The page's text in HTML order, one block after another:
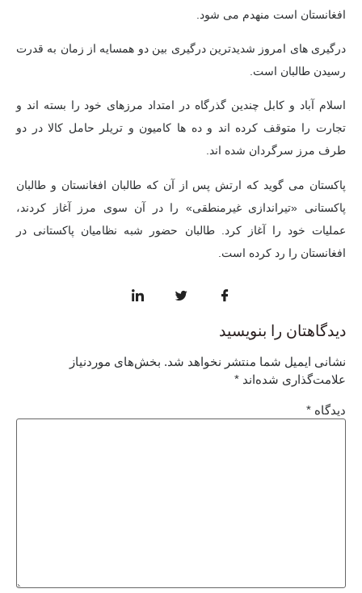
افغانستان است منهدم می شود.
درگیری های امروز شدیدترین درگیری بین دو همسایه از زمان به قدرت
رسیدن طالبان است.
اسلام آباد و کابل چندین گذرگاه در امتداد مرزهای خود را بسته اند و
تجارت را متوقف کرده اند و ده ها کامیون و تریلر حامل کالا در دو
طرف مرز سرگردان شده اند.
پاکستان می گوید که ارتش پس از آن که طالبان افغانستان و طالبان
پاکستانی «تیراندازی غیرمنطقی» را در آن سوی مرز آغاز کردند،
عملیات خود را آغاز کرد. طالبان حضور شبه نظامیان پاکستانی در
افغانستان را رد کرده است.
دیدگاهتان را بنویسید
نشانی ایمیل شما منتشر نخواهد شد. بخش‌های موردنیاز
علامت‌گذاری شده‌اند *
دیدگاه *